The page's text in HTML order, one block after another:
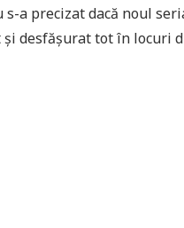
s-a precizat dacă noul
și desfășurat tot în locuri